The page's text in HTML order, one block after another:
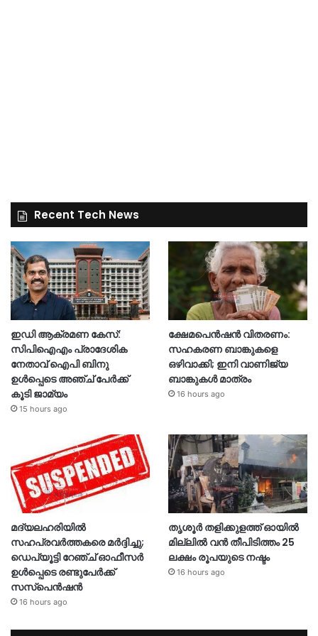
Recent Tech News
ഇഡി ആക്രമണ കേസ്:
സിപിഐഎം പ്രാദേശിക
നേതാവ് ഐപി ബിനു
ഉൾപ്പെടെ അഞ്ച് പേർക്ക്
കൂടി ജാമ്യം
15 hours ago
ക്ഷേമപെൻഷൻ വിതരണം:
സഹകരണ ബാങ്കുകളെ
ഒഴിവാക്കി; ഇനി വാണിജ്യ
ബാങ്കുകൾ മാത്രം
16 hours ago
മദ്യലഹരിയിൽ
സഹപ്രവർത്തകരെ മർദ്ദിച്ചു;
ഡെപ്യൂട്ടി റേഞ്ച് ഓഫീസർ
ഉൾപ്പെടെ രണ്ടുപേർക്ക്
സസ്‌പെൻഷൻ
16 hours ago
തൃശൂര്‍ തളിക്കുളത്ത് ഓയില്‍
മില്ലില്‍ വൻ തീപിടിത്തം 25
ലക്ഷം രൂപയുടെ നഷ്ടം
16 hours ago